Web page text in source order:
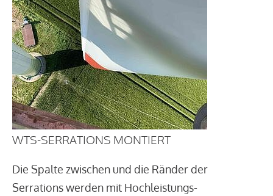
WTS-SERRATIONS MONTIERT
Die Spalte zwischen und die Ränder der
Serrations werden mit Hochleistungs-